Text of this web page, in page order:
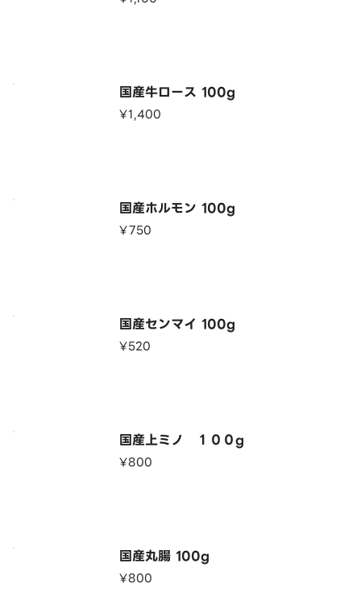
国産牛ロース 100g
¥1,400
国産ホルモン 100g
¥750
国産センマイ 100g
¥520
国産上ミノ １００g
¥800
国産丸腸 100g
¥800